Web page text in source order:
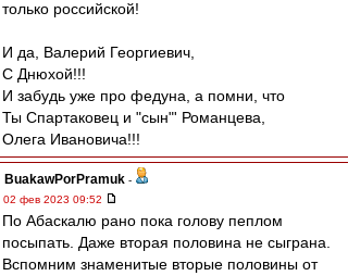
только российской!
И да, Валерий Георгиевич,
С Днюхой!!!
И забудь уже про федуна, а помни, что
Ты Спартаковец и "сын"' Романцева,
Олега Ивановича!!!
BuakawPorPramuk -
02 фев 2023 09:52
По Абаскалю рано пока голову пеплом
посыпать. Даже вторая половина не сыграна.
Вспомним знаменитые вторые половины от